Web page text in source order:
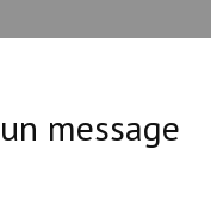
message